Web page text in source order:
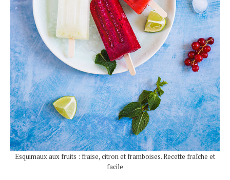
Esquimaux aux fruits : fraise, citron et framboises. Recette fraîche et
facile